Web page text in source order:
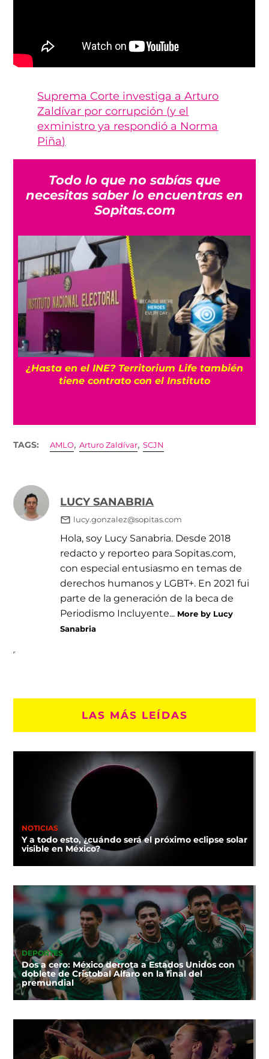
Suprema Corte investiga a Arturo
Zaldívar por corrupción (y el
exministro ya respondió a Norma
Piña)
Todo lo que no sabías que
necesitas saber lo encuentras en
Sopitas.com
¿Y ahora cómo se llamarán? Somos
deberá cambiar nombre, logo y color
TAGS: AMLO,Arturo Zaldívar,SCJN
LUCY SANABRIA
lucy.gonzalez@sopitas.com
Hola, soy Lucy Sanabria. Desde 2018
redacto y reporteo para Sopitas.com,
con especial entusiasmo en temas de
derechos humanos y LGBT+. En 2021 fui
parte de la generación de la beca de
Periodismo Incluyente... More by Lucy
Sanabria
LAS MÁS LEÍDAS
NOTICIAS
Y a todo esto, ¿cuándo será el próximo eclipse solar
visible en México?
DEPORTES
Dos a cero: México derrota a Estados Unidos con
doblete de Cristobal Alfaro en la final del
premundial